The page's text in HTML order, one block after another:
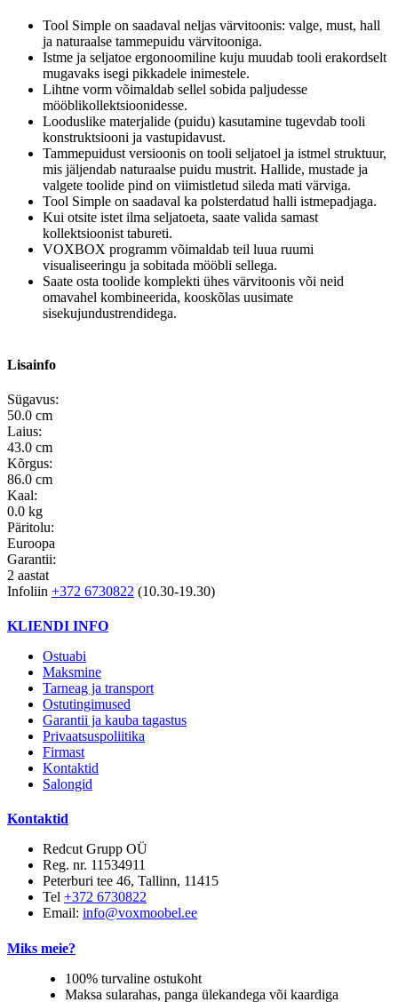
Tool Simple on saadaval neljas värvitoonis: valge, must, hall
ja naturaalse tammepuidu värvitooniga.
Istme ja seljatoe ergonoomiline kuju muudab tooli erakordselt
mugavaks isegi pikkadele inimestele.
Lihtne vorm võimaldab sellel sobida paljudesse
mööblikollektsioonidesse.
Looduslike materjalide (puidu) kasutamine tugevdab tooli
konstruktsiooni ja vastupidavust.
Tammepuidust versioonis on tooli seljatoel ja istmel struktuur,
mis jäljendab naturaalse puidu mustrit. Hallide, mustade ja
valgete toolide pind on viimistletud sileda mati värviga.
Tool Simple on saadaval ka polsterdatud halli istmepadjaga.
Kui otsite istet ilma seljatoeta, saate valida samast
kollektsioonist tabureti.
VOXBOX programm võimaldab teil luua ruumi
visualiseeringu ja sobitada mööbli sellega.
Saate osta toolide komplekti ühes värvitoonis või neid
omavahel kombineerida, kooskõlas uusimate
sisekujundustrendidega.
Lisainfo
Sügavus:
50.0 cm
Laius:
43.0 cm
Kõrgus:
86.0 cm
Kaal:
0.0 kg
Päritolu:
Euroopa
Garantii:
2 aastat
Infoliin +372 6730822 (10.30-19.30)
KLIENDI INFO
Ostuabi
Maksmine
Tarneag ja transport
Ostutingimused
Garantii ja kauba tagastus
Privaatsuspoliitika
Firmast
Kontaktid
Salongid
Kontaktid
Redcut Grupp OÜ
Reg. nr. 11534911
Peterburi tee 46, Tallinn, 11415
Tel +372 6730822
Email: info@voxmoobel.ee
Miks meie?
100% turvaline ostukoht
Maksa sularahas, panga ülekandega või kaardiga